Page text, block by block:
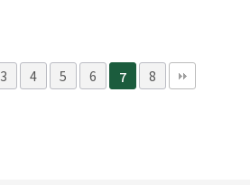
3 4 5 6 7 8